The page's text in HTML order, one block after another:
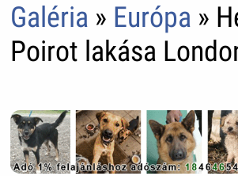
Galéria » Európa »
Poirot lakása